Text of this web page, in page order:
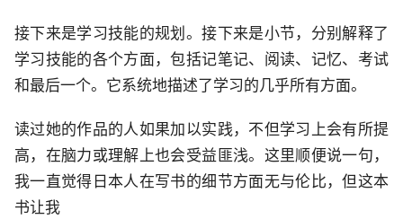
接下来是学习技能的规划。接下来是小节，分别解释了
学习技能的各个方面，包括记笔记、阅读、记忆、考试
和最后一个。它系统地描述了学习的几乎所有方面。
读过她的作品的人如果加以实践，不但学习上会有所提
高，在脑力或理解上也会受益匪浅。这里顺便说一句，
我一直觉得日本人在写书的细节方面无与伦比，但这本
书让我